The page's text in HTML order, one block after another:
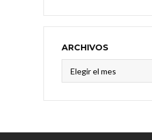
ARCHIVOS